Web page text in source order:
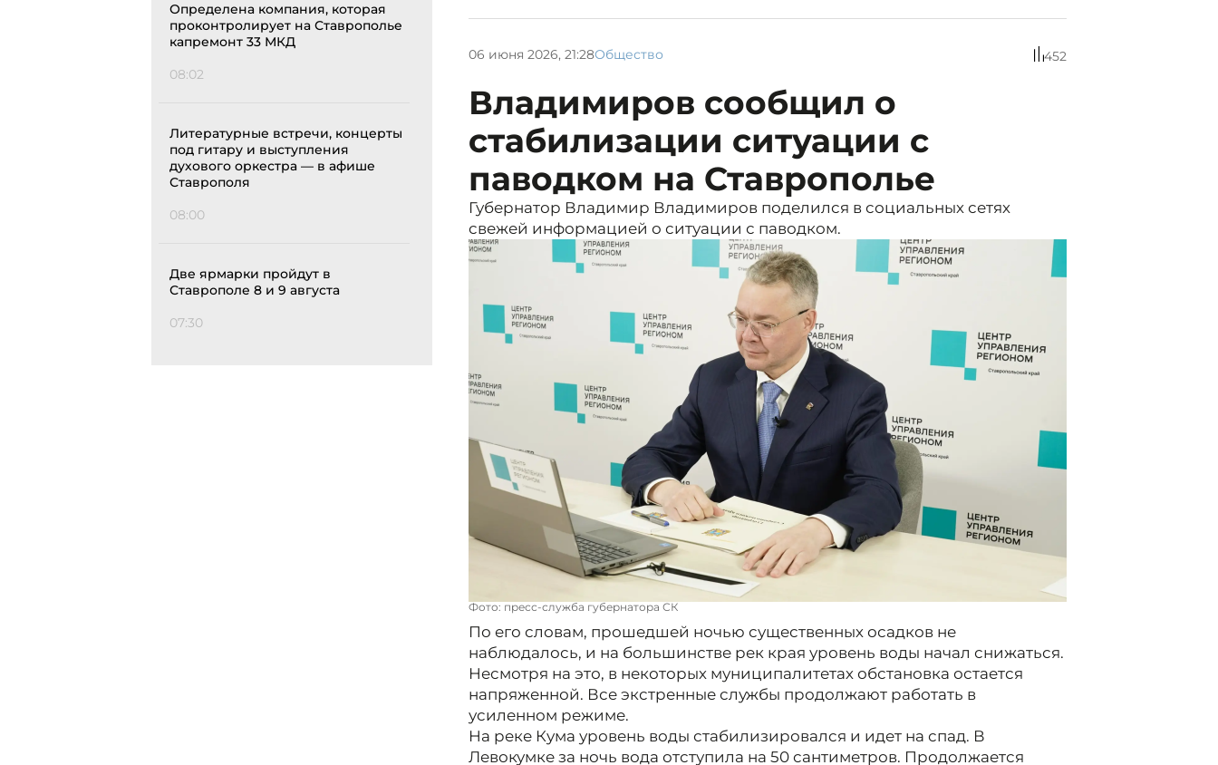
Определена компания, которая
проконтролирует на Ставрополье
капремонт 33 МКД
08:02
Литературные встречи, концерты
под гитару и выступления
духового оркестра — в афише
Ставрополя
08:00
Две ярмарки пройдут в
Ставрополе 8 и 9 августа
07:30
06 июня 2026, 21:28Общество 452
Владимиров сообщил о
стабилизации ситуации с
паводком на Ставрополье
Губернатор Владимир Владимиров поделился в социальных сетях
свежей информацией о ситуации с паводком.
Фото: пресс-служба губернатора СК
По его словам, прошедшей ночью существенных осадков не
наблюдалось, и на большинстве рек края уровень воды начал снижаться.
Несмотря на это, в некоторых муниципалитетах обстановка остается
напряженной. Все экстренные службы продолжают работать в
усиленном режиме.
На реке Кума уровень воды стабилизировался и идет на спад. В
Левокумке за ночь вода отступила на 50 сантиметров. Продолжается